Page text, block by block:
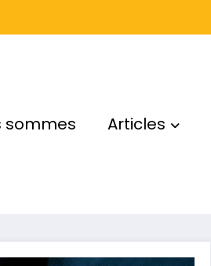
sommes Articles